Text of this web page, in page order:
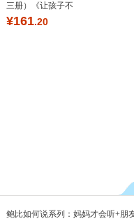
三册）《让孩子不
¥161.20
鲍比如何说系列：妈妈才会听+朋